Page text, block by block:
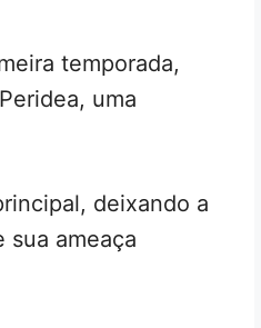
temporada,
uma
deixando a
sua ameaça